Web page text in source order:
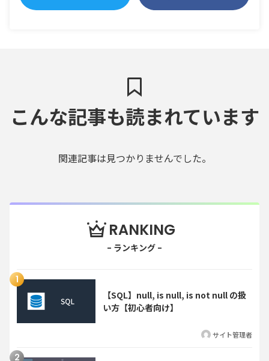
こんな記事も読まれています
関連記事は見つかりませんでした。
RANKING
【SQL】null, is null, is not null の扱
い方【初心者向け】
サイト管理者